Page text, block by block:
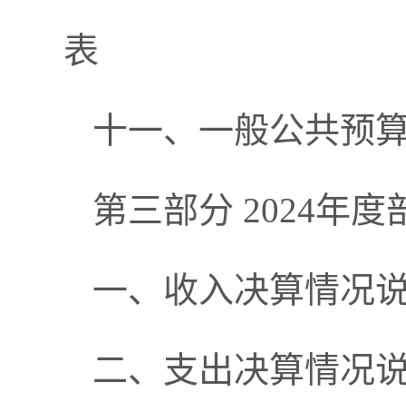
表
十一、一般公共预
第三部分 2024年度
一、收入决算情况
二、支出决算情况